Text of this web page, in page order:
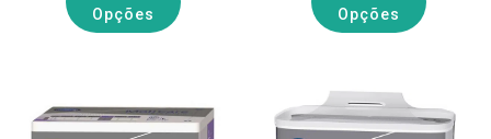
Opções
Opções